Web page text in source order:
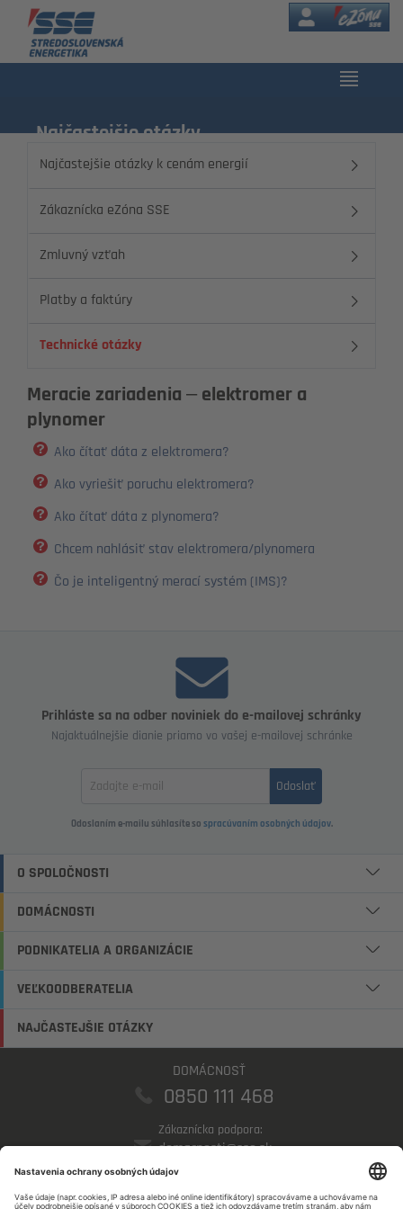
eZóna
Najčastejšie otázky
Najčastejšie otázky k cenám energií
Zákaznícka eZóna SSE
Zmluvný vzťah
Platby a faktúry
Technické otázky
Meracie zariadenia – elektromer a
plynomer
Ako čítať dáta z elektromera?
Ako vyriešiť poruchu elektromera?
Ako čítať dáta z plynomera?
Chcem nahlásiť stav elektromera/plynomera
Čo je inteligentný merací systém (IMS)?
Prihláste sa na odber noviniek do e-mailovej schránky
Najaktuálnejšie dianie priamo vo vašej e-mailovej schránke
Odoslať
Odoslaním e-mailu súhlasíte so spracúvaním osobných údajov.
O SPOLOČNOSTI
DOMÁCNOSTI
PODNIKATELIA A ORGANIZÁCIE
VEĽKOODBERATELIA
NAJČASTEJŠIE OTÁZKY
DOMÁCNOSŤ
0850 111 468
Zákaznícka podpora:
domacnosti@sse.sk
PODNIKATELIA